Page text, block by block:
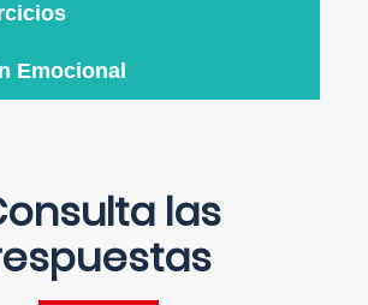
Emocional
las